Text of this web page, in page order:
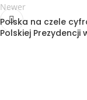
Newer
Polska na czele
Polskiej Prezydencji